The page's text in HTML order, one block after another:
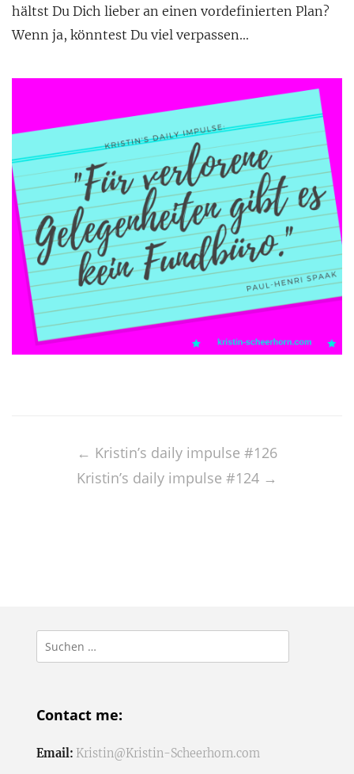
hältst Du Dich lieber an einen vordefinierten Plan?
Wenn ja, könntest Du viel verpassen…
navigation
← Kristin’s daily impulse #126
Kristin’s daily impulse #124 →
Suchen
nach:
Contact me:
Email: Kristin@Kristin-Scheerhorn.com